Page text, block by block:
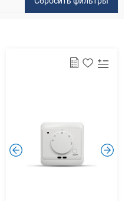
. .